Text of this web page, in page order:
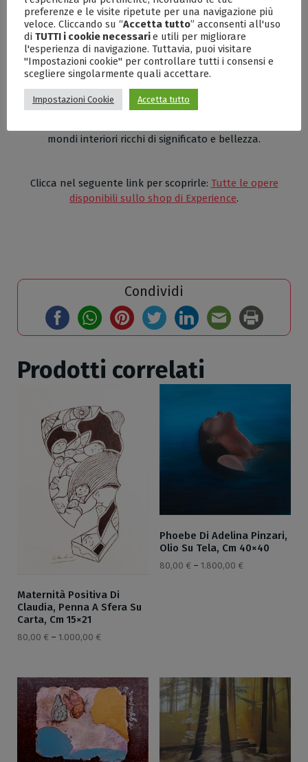
quotidiano in favore di qualche attimo di intima
riflessione, offrendo agli osservatori un rifugio dal caos
ed un invito a esplorare le profondità dell’animo.
Sarà possibile anche acquistarne le riproduzioni, che
realizzeremo secondo i più altri parametri di qualità e in
tiratura limitata.
Le opere d’arte che troverai sul nostro sito non sono
mondi interiori ricchi di significato e bellezza.
Clicca nel seguente link per scoprirle: Tutte le opere
disponibili sullo shop di Experience.
Condividi
Prodotti correlati
Maternità Positiva Di
Claudia, Penna A Sfera Su
Carta, Cm 15×21
80,00 € – 1.000,00 €
Phoebe Di Adelina Pinzari,
Olio Su Tela, Cm 40×40
80,00 € – 1.800,00 €
preferenze e le visite ripetute per una navigazione più
veloce. Cliccando su “Accetta tutto” acconsenti all'uso
di TUTTI i cookie necessarie utili per migliorare
l'esperienza di navigazione. Tuttavia, puoi visitare
"Impostazioni cookie" per controllare tutti i consensi e
scegliere singolarmente quali accettare.
Impostazioni Cookie Accetta tutto